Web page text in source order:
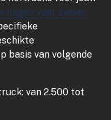
voor zwaar
basis van volgende
van 2.500 tot